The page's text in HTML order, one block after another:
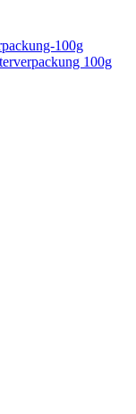
100g